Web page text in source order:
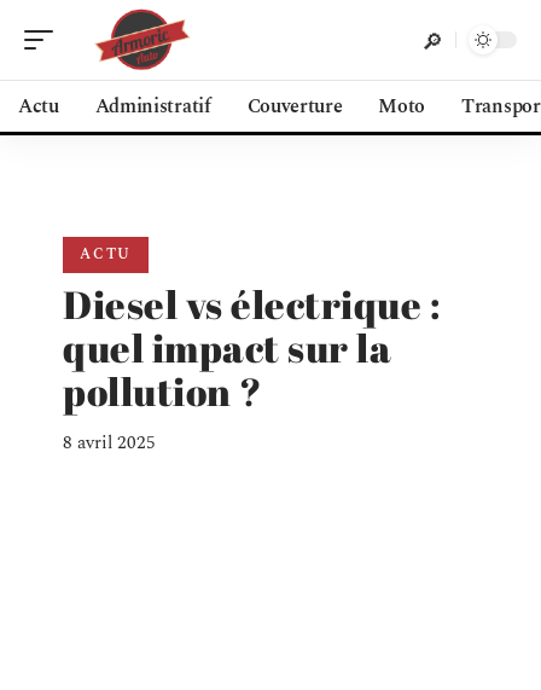
Actu Administratif Couverture Moto
ACTU
Diesel vs électrique :
quel impact sur la
pollution ?
8 avril 2025